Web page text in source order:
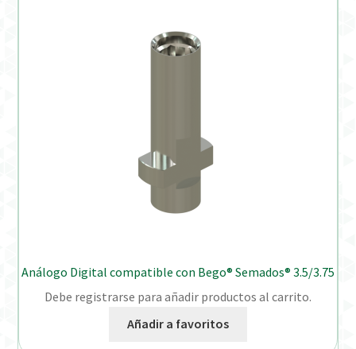
Análogo Digital compatible con Bego® Semados® 3.5/3.75
Debe registrarse para añadir productos al carrito.
Añadir a favoritos